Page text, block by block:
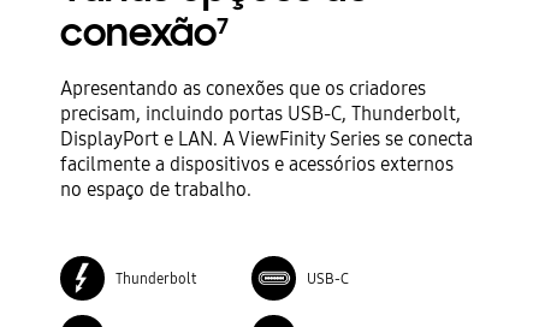
conexão7
Apresentando as conexões que os criadores
precisam, incluindo portas USB-C, Thunderbolt,
DisplayPort e LAN. A ViewFinity Series se conecta
facilmente a dispositivos e acessórios externos
no espaço de trabalho.
Thunderbolt USB-C